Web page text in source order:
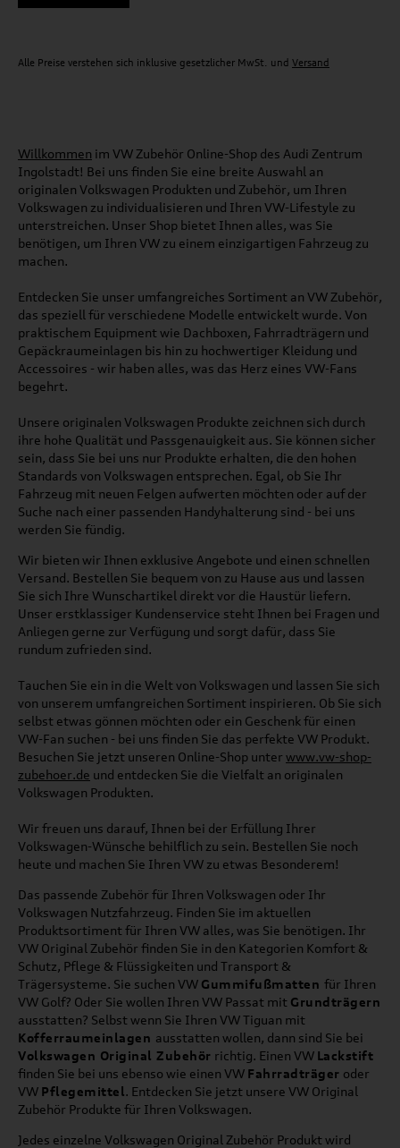
Alle Preise verstehen sich inklusive gesetzlicher MwSt. und Versand
Willkommen im VW Zubehör Online-Shop des Audi Zentrum
Ingolstadt! Bei uns finden Sie eine breite Auswahl an
originalen Volkswagen Produkten und Zubehör, um Ihren
Volkswagen zu individualisieren und Ihren VW-Lifestyle zu
unterstreichen. Unser Shop bietet Ihnen alles, was Sie
benötigen, um Ihren VW zu einem einzigartigen Fahrzeug zu
machen.
Entdecken Sie unser umfangreiches Sortiment an VW Zubehör,
das speziell für verschiedene Modelle entwickelt wurde. Von
praktischem Equipment wie Dachboxen, Fahrradträgern und
Gepäckraumeinlagen bis hin zu hochwertiger Kleidung und
Accessoires - wir haben alles, was das Herz eines VW-Fans
begehrt.
Unsere originalen Volkswagen Produkte zeichnen sich durch
ihre hohe Qualität und Passgenauigkeit aus. Sie können sicher
sein, dass Sie bei uns nur Produkte erhalten, die den hohen
Standards von Volkswagen entsprechen. Egal, ob Sie Ihr
Fahrzeug mit neuen Felgen aufwerten möchten oder auf der
Suche nach einer passenden Handyhalterung sind - bei uns
werden Sie fündig.
Wir bieten wir Ihnen exklusive Angebote und einen schnellen
Versand. Bestellen Sie bequem von zu Hause aus und lassen
Sie sich Ihre Wunschartikel direkt vor die Haustür liefern.
Unser erstklassiger Kundenservice steht Ihnen bei Fragen und
Anliegen gerne zur Verfügung und sorgt dafür, dass Sie
rundum zufrieden sind.
Tauchen Sie ein in die Welt von Volkswagen und lassen Sie sich
von unserem umfangreichen Sortiment inspirieren. Ob Sie sich
selbst etwas gönnen möchten oder ein Geschenk für einen
VW-Fan suchen - bei uns finden Sie das perfekte VW Produkt.
Besuchen Sie jetzt unseren Online-Shop unter www.vw-shop-
zubehoer.de und entdecken Sie die Vielfalt an originalen
Volkswagen Produkten.
Wir freuen uns darauf, Ihnen bei der Erfüllung Ihrer
Volkswagen-Wünsche behilflich zu sein. Bestellen Sie noch
heute und machen Sie Ihren VW zu etwas Besonderem!
Das passende Zubehör für Ihren Volkswagen oder Ihr
Volkswagen Nutzfahrzeug. Finden Sie im aktuellen
Produktsortiment für Ihren VW alles, was Sie benötigen. Ihr
VW Original Zubehör finden Sie in den Kategorien Komfort &
Schutz, Pflege & Flüssigkeiten und Transport &
Trägersysteme. Sie suchen VW Gummifußmatten für Ihren
VW Golf? Oder Sie wollen Ihren VW Passat mit Grundträgern
ausstatten? Selbst wenn Sie Ihren VW Tiguan mit
Kofferraumeinlagen ausstatten wollen, dann sind Sie bei
Volkswagen Original Zubehör richtig. Einen VW Lackstift
finden Sie bei uns ebenso wie einen VW Fahrradträger oder
VW Pflegemittel. Entdecken Sie jetzt unsere VW Original
Zubehör Produkte für Ihren Volkswagen.
Jedes einzelne Volkswagen Original Zubehör Produkt wird